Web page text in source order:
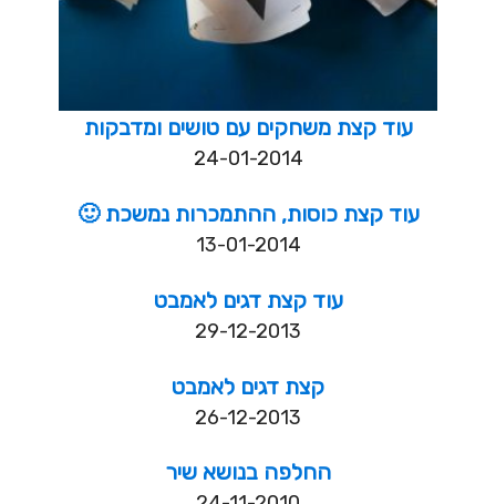
עוד קצת משחקים עם טושים ומדבקות
24-01-2014
עוד קצת כוסות, ההתמכרות נמשכת 🙂
13-01-2014
עוד קצת דגים לאמבט
29-12-2013
קצת דגים לאמבט
26-12-2013
החלפה בנושא שיר